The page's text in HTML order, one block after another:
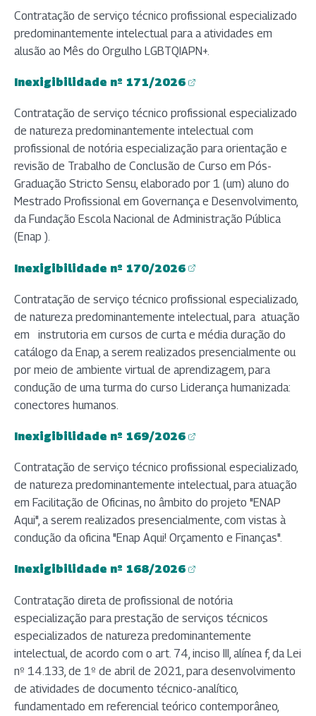
Contratação de serviço técnico profissional especializado
predominantemente intelectual para a atividades em
alusão ao Mês do Orgulho LGBTQIAPN+.
Inexigibilidade nº 171/2026
(abre em nova aba)
Contratação de serviço técnico profissional especializado
de natureza predominantemente intelectual com
profissional de notória especialização para orientação e
revisão de Trabalho de Conclusão de Curso em Pós-
Graduação Stricto Sensu, elaborado por 1 (um) aluno do
Mestrado Profissional em Governança e Desenvolvimento,
da Fundação Escola Nacional de Administração Pública
(Enap ).
Inexigibilidade nº 170/2026
(abre em nova aba)
Contratação de serviço técnico profissional especializado,
de natureza predominantemente intelectual, para atuação
em instrutoria em cursos de curta e média duração do
catálogo da Enap, a serem realizados presencialmente ou
por meio de ambiente virtual de aprendizagem, para
condução de uma turma do curso Liderança humanizada:
conectores humanos.
Inexigibilidade nº 169/2026
(abre em nova aba)
Contratação de serviço técnico profissional especializado,
de natureza predominantemente intelectual, para atuação
em Facilitação de Oficinas, no âmbito do projeto "ENAP
Aqui", a serem realizados presencialmente, com vistas à
condução da oficina "Enap Aqui! Orçamento e Finanças".
Inexigibilidade nº 168/2026
(abre em nova aba)
Contratação direta de profissional de notória
especialização para prestação de serviços técnicos
especializados de natureza predominantemente
intelectual, de acordo com o art. 74, inciso III, alínea f, da Lei
nº 14.133, de 1º de abril de 2021, para desenvolvimento
de atividades de documento técnico-analítico,
fundamentado em referencial teórico contemporâneo,